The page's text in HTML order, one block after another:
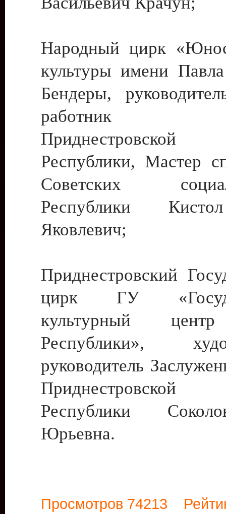
Народный цирк
культуры имени
Бендеры,
работник
Приднестровской
Республики, Мастер
Советских
Республики
Яковлевич;
Приднестровский
цирк ГУ
культурный
Республики»,
руководитель
Приднестровской
Республики
Юрьевна.
Просмотров 74213